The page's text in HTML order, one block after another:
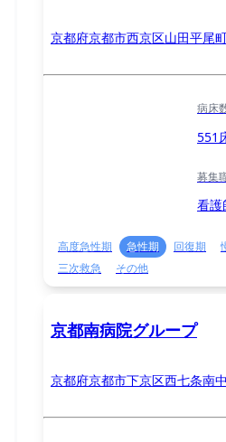
京都府京都市西京区山田平尾
病床
551
募集
看護
高度急性期 急性期 回復期
三次救急
その他
京都南病院グループ
京都府京都市下京区西七条南